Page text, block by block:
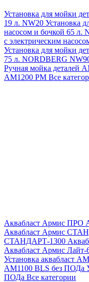
Установка для мойки
19 л. NW20 Установка
насосом и бочкой 65 л.
с электрическим
Установка для мойки
75 л. NORDBERG
Ручная мойка деталей
АМ1200 РМ Все
Аквабласт Армис ПРО
Аквабласт Армис
СТАНДАРТ-1300
Аквабласт Армис Лайт-
Установка аквабласт
AM1100 BLS без ПОДа
ПОДа Все категории